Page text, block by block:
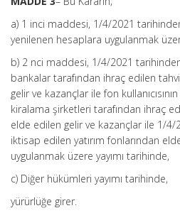
a) 1 inci maddesi, 1/4/2021
yenilenen hesaplara uygulanmak
b) 2 nci maddesi, 1/4/2021
bankalar tarafından ihraç edilen
gelir ve kazançlar ile fon
kiralama şirketleri tarafından ihraç
elde edilen gelir ve kazançlar ile 1/
iktisap edilen yatırım fonlarından
uygulanmak üzere yayımı tarihinde,
c) Diğer hükümleri yayımı tarihinde,
yürürlüğe girer.